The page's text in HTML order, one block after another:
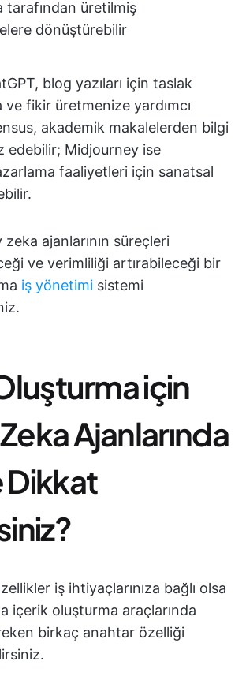
tarafından üretilmiş
dönüştürebilir
blog yazıları için taslak
ve fikir üretmenize yardımcı
akademik makalelerden bilgi
edebilir; Midjourney ise
faaliyetleri için sanatsal
ajanlarının süreçleri
ve verimliliği artırabileceği bir
iş yönetimi sistemi
için
Ajanlarında
Dikkat
iş ihtiyaçlarınıza bağlı olsa
içerik oluşturma araçlarında
birkaç anahtar özelliği